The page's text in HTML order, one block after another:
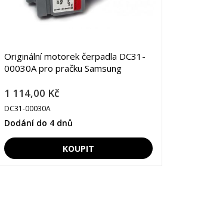
Originální motorek čerpadla DC31-
00030A pro pračku Samsung
1 114,00 Kč
DC31-00030A
Dodání do 4 dnů